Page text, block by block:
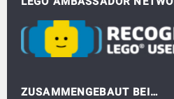
ZUSAMMENGEBAUT BEI…